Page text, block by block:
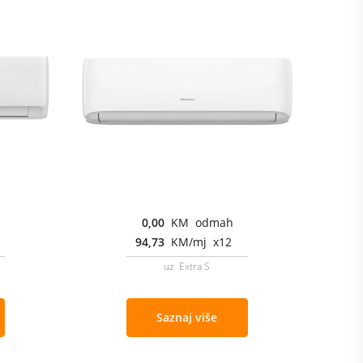
0,00 KM odmah
94,73 KM/mj x12
uz Extra S
Saznaj više